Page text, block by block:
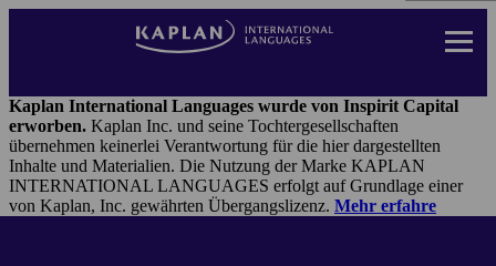
Page
Header
Menu
Kaplan International Languages wurde von Inspirit Capital
erworben. Kaplan Inc. und seine Tochtergesellschaften
übernehmen keinerlei Verantwortung für die hier dargestellten
Inhalte und Materialien. Die Nutzung der Marke KAPLAN
INTERNATIONAL LANGUAGES erfolgt auf Grundlage einer
von Kaplan, Inc. gewährten Übergangslizenz. Mehr erfahre